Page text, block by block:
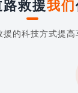
救援我们
援的科技方式提